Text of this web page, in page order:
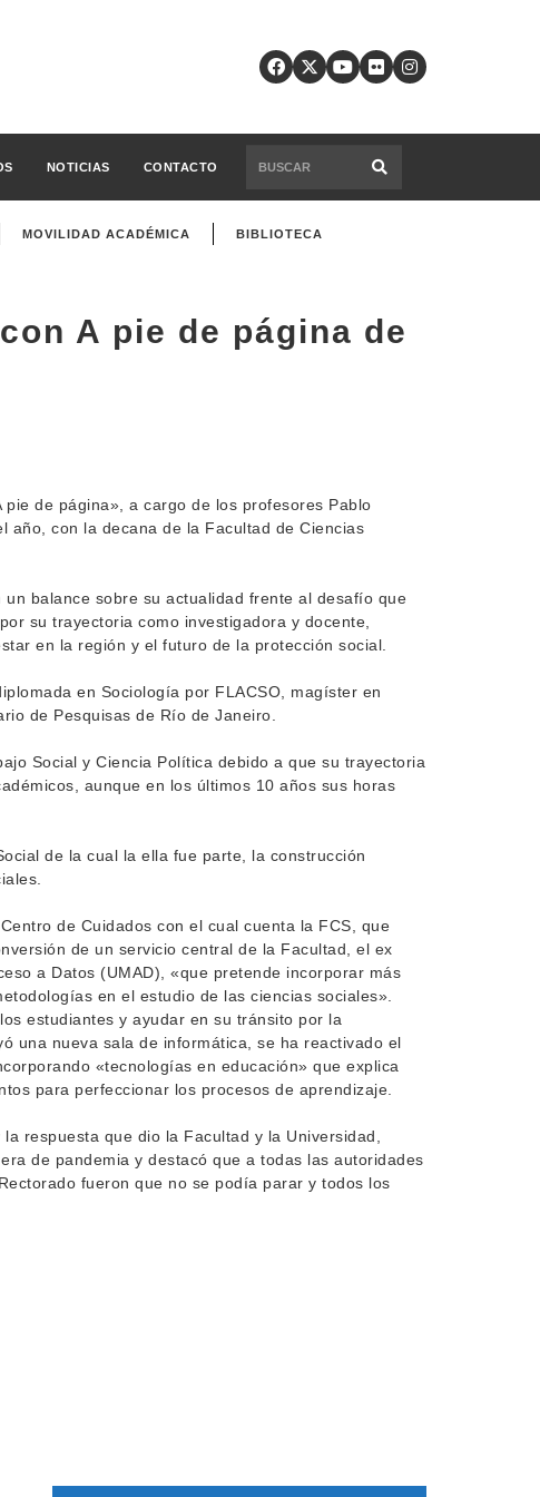
NOTICIAS CONTACTO
MOVILIDAD ACADÉMICA BIBLIOTECA
A pie de página de
de página», a cargo de los profesores Pablo
año, con la decana de la Facultad de Ciencias
balance sobre su actualidad frente al desafío que
su trayectoria como investigadora y docente,
en la región y el futuro de la protección social.
en Sociología por FLACSO, magíster en
de Pesquisas de Río de Janeiro.
Social y Ciencia Política debido a que su trayectoria
aunque en los últimos 10 años sus horas
de la cual la ella fue parte, la construcción
de Cuidados con el cual cuenta la FCS, que
de un servicio central de la Facultad, el ex
a Datos (UMAD), «que pretende incorporar más
en el estudio de las ciencias sociales».
estudiantes y ayudar en su tránsito por la
una nueva sala de informática, se ha reactivado el
«tecnologías en educación» que explica
para perfeccionar los procesos de aprendizaje.
respuesta que dio la Facultad y la Universidad,
de pandemia y destacó que a todas las autoridades
fueron que no se podía parar y todos los